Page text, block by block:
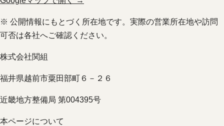
※ 公開情報にもとづく所在地です。実際の営業所在地や訪問
可否は各社へご確認ください。
株式会社関組
福井県越前市粟田部町６－２６
近畿地方整備局 第004395号
本ページについて